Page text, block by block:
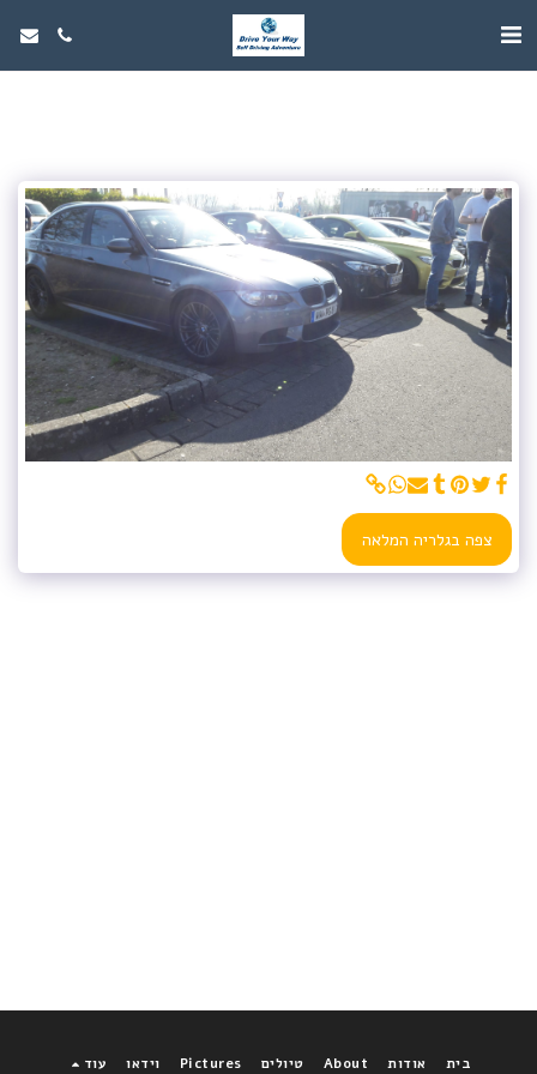
צפה בגלריה המלאה
בית אודות About טיולים Pictures וידאו עוד